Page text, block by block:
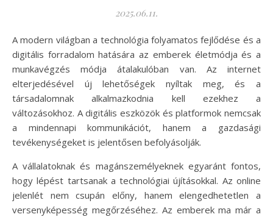
2025.06.11.
A modern világban a technológia folyamatos fejlődése és a
digitális forradalom hatására az emberek életmódja és a
munkavégzés módja átalakulóban van. Az internet
elterjedésével új lehetőségek nyíltak meg, és a
társadalomnak alkalmazkodnia kell ezekhez a
változásokhoz. A digitális eszközök és platformok nemcsak
a mindennapi kommunikációt, hanem a gazdasági
tevékenységeket is jelentősen befolyásolják.
A vállalatoknak és magánszemélyeknek egyaránt fontos,
hogy lépést tartsanak a technológiai újításokkal. Az online
jelenlét nem csupán előny, hanem elengedhetetlen a
versenyképesség megőrzéséhez. Az emberek ma már a